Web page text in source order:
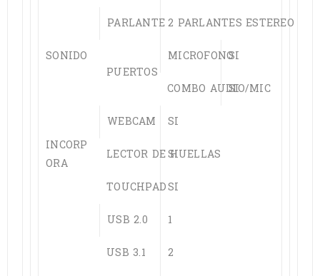
SONIDO
PARLANTE2 PARLANTES ESTEREO
PUERTOS
MICROFONOSI
COMBO AUDIO/MIC
SI
INCORP
ORA
WEBCAM
SI
LECTOR DE HUELLAS
SI
TOUCHPADSI
USB 2.0
1
USB 3.1
2